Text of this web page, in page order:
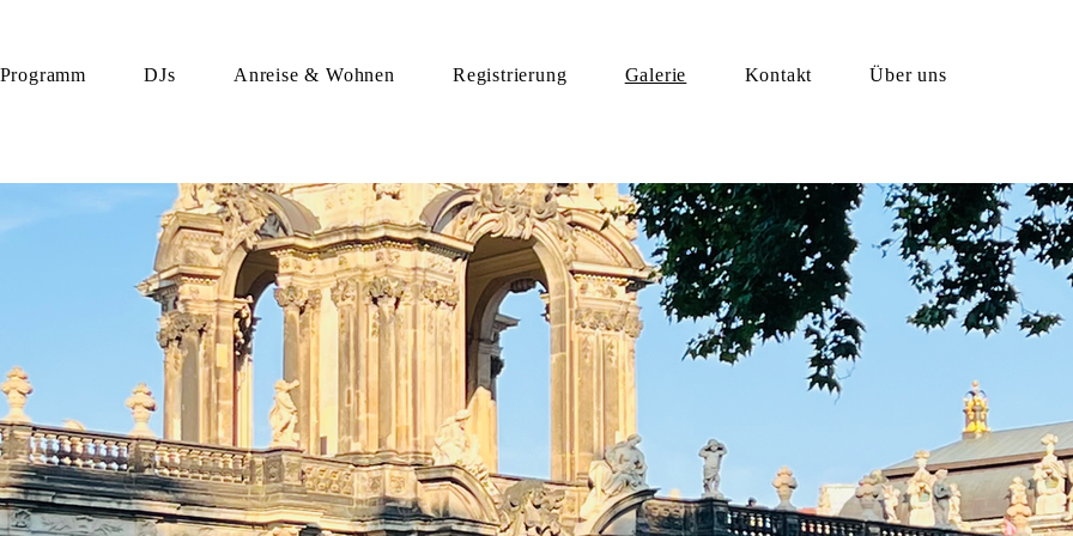
Programm DJs Anreise & Wohnen Registrierung Galerie Kontakt Über uns